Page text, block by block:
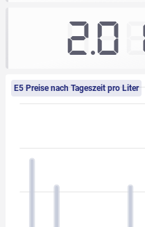
E5 Preise nach Tageszeit pro Liter